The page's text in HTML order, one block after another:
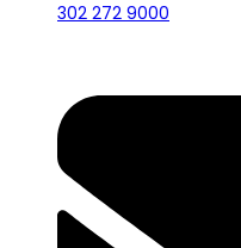
302 272 9000